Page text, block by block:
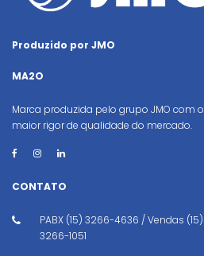
Produzido por JMO
MA2O
Marca produzida pelo grupo JMO com o
maior rigor de qualidade do mercado.
CONTATO
PABX (15) 3266-4636 / Vendas (15)
3266-1051